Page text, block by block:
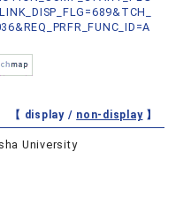
【 display / non-display】
University